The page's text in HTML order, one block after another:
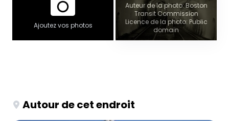
Ajoutez vos photos
Auteur de la photo: Boston
Transit Commission
Licence de la photo: Public
domain
Autour de cet endroit